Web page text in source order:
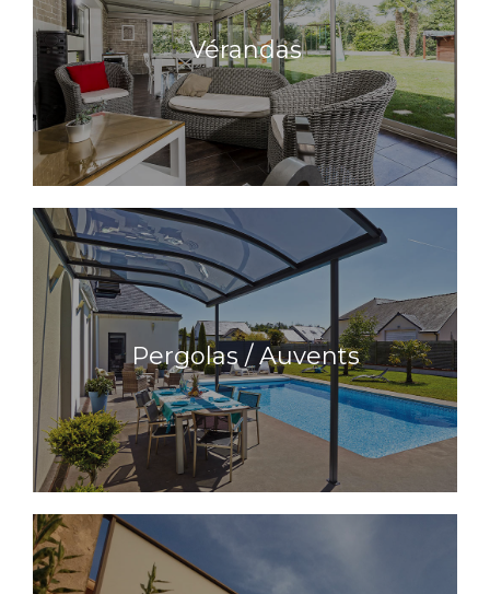
Vérandas
Vérandas
En savoir plus
Pergolas / Auvents
Pergolas / Auvents
En savoir plus